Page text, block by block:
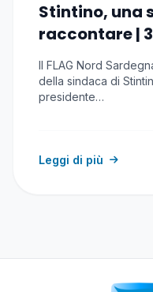
Stintino, una
raccontare |
Il FLAG Nord
della sindaca di
presidente…
Leggi di più